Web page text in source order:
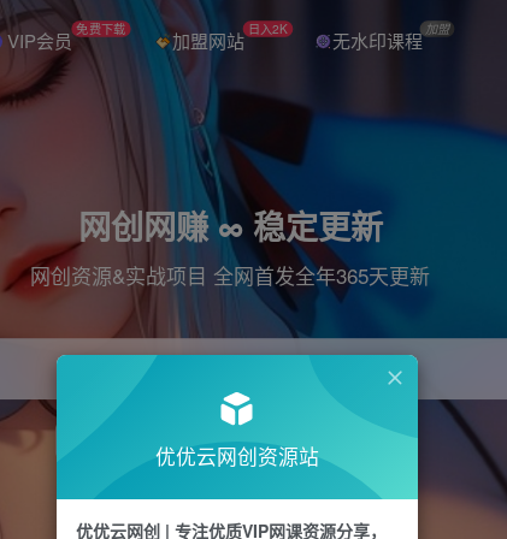
VIP会员 免费下载 加盟网站 日入2K 无水印课程 加盟
网创网赚 ∞ 稳定更新
网创资源&实战项目 全网首发全年365天更新
引流 直播 电商 剪辑
优优云网创资源站
优优云网创 | 专注优质VIP网课资源分享，